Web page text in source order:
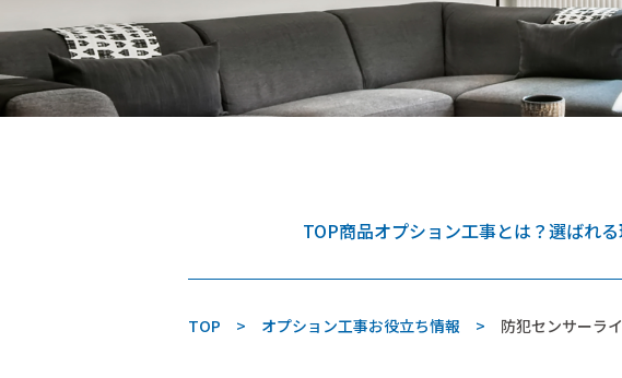
TOP商品オプション工事とは？選ばれ
TOP オプション工事お役立ち情報 防犯センサーラ